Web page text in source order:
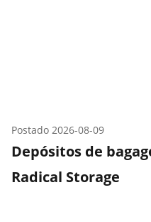
Postado 2026-08-09
Depósitos de
Radical Storage